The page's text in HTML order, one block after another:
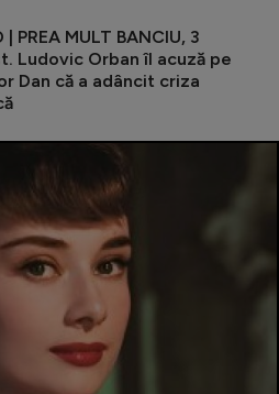
| PREA MULT BANCIU, 3
Ludovic Orban îl acuză pe
Dan că a adâncit criza